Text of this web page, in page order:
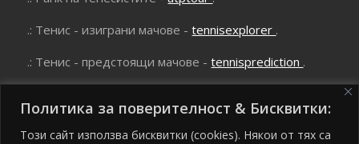
Политика за поверителност & Бисквитки:
Този сайт използва бисквитки (cookies). Някои от тях са
.: Тенис - изиграни мачове -tennisexplorer .
.: Тенис - предстоящи мачове -tennisprediction .